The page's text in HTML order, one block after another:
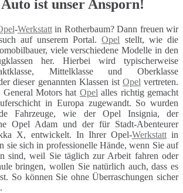
ist unser Ansporn!
-Werkstattin Rotherbaum? Dann freuen wir
auf unserem Portal.Opel stellt, wie die
viele verschiedene Modelle in den
her. Hierbei wird typischerweise
Mittelklasse und Oberklasse
dieser genannten Klassen ist Opel vertreten.
Motors hat Opel alles richtig gemacht
in Europa zugewandt. So wurden
Fahrzeuge, wie der Opel Insignia, der
Opel Adam und der für Stadt-Abenteurer
X, entwickelt. In Ihrer Opel-Werkstattin
sie sich in professionelle Hände, wenn Sie auf
sind, weil Sie täglich zur Arbeit fahren oder
bringen, wollen Sie natürlich auch, dass es
So können Sie ohne Überraschungen sicher